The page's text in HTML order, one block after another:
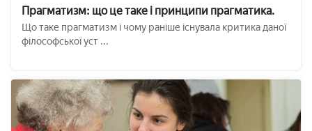
Прагматизм: що це таке і принципи прагматика.
Що таке прагматизм і чому раніше існувала критика даної
філософської уст ...